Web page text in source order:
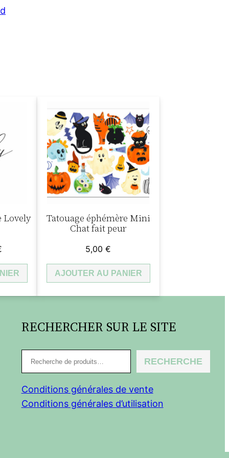
Lovely
prix
actuel
2,00 €.
Tatouage éphémère Mini
Chat fait peur
5,00 €
AJOUTER AU PANIER
RECHERCHER SUR LE SITE
e
c
h
RECHERCHE
Conditions générales de vente
Conditions générales d’utilisation